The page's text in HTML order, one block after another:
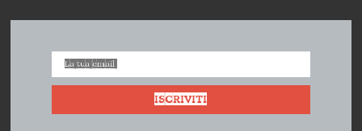
L’impresa cooperativa. Intervista a
Vera Zamagni